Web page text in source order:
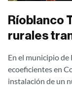
Ríoblanco
rurales
En el municipio de
ecoeficientes en
instalación de un